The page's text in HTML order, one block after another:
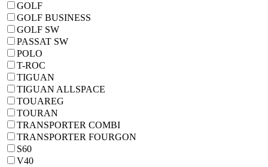
GOLF
GOLF BUSINESS
GOLF SW
PASSAT SW
POLO
T-ROC
TIGUAN
TIGUAN ALLSPACE
TOUAREG
TOURAN
TRANSPORTER COMBI
TRANSPORTER FOURGON
S60
V40